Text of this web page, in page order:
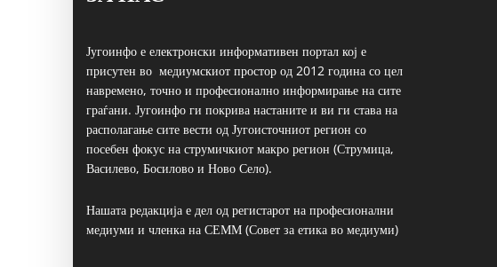
Југоинфо е електронски информативен портал кој е
присутен во медиумскиот простор од 2012 година со цел
навремено, точно и професионално информирање на сите
граѓани. Југоинфо ги покрива настаните и ви ги става на
располагање сите вести од Југоисточниот регион со
посебен фокус на струмичкиот макро регион (Струмица,
Василево, Босилово и Ново Село).
Нашата редакција е дел од регистарот на професионални
медиуми и членка на СЕММ (Совет за етика во медиуми)